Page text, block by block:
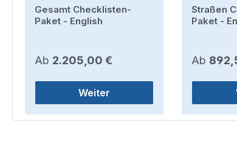
Gesamt Checklisten-
Paket - English
Regulärer Preis:
Ab 2.205,00 €
Weiter
Straßen
Paket -
Ab